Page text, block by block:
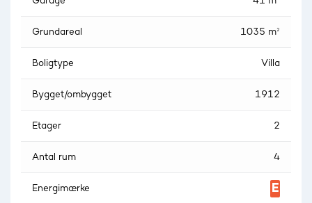
Grundareal 1035 m²
Boligtype Villa
Bygget/ombygget 1912
Etager 2
Antal rum 4
Energimærke